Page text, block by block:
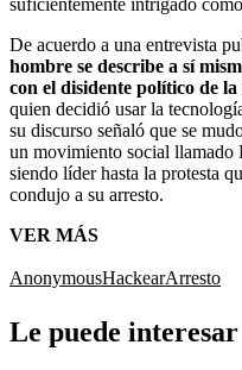
De acuerdo a una entrevista
hombre se describe a sí
con el disidente político de
quien decidió usar la
su discurso señaló que se
un movimiento social llamado
siendo líder hasta la protesta
condujo a su arresto.
VER MÁS
AnonymousHackearArresto
Le puede interesar